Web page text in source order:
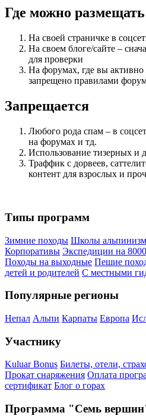
Где можно
На своей страничке в
На своем блоге/сайте –
для проверки
На форумах, где вы активно
запрещено правилами
Запрещается
Любого рода спам – в
на форумах и тд.
Использование тизерных и
Траффик с дорвеев,
контент для взрослых и
Типы программ
Зимние походы Школы
Корпоративы Экспедиции на 8000
Походы на выходные Пешие
детей и родителей С местными
Популярные регионы
Непал Альпи Карпаты Европа
Участнику
Kuluar Bonus Билеты, отели,
Прокат снаряжения Оплата
сертификат Блог о горах
Программа "Семь